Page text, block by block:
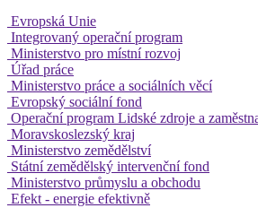
Evropská Unie
Integrovaný operační program
Ministerstvo pro místní rozvoj
Úřad práce
Ministerstvo práce a sociálních věcí
Evropský sociální fond
Operační program Lidské zdroje a
Moravskoslezský kraj
Ministerstvo zemědělství
Státní zemědělský intervenční fond
Ministerstvo průmyslu a obchodu
Efekt - energie efektivně